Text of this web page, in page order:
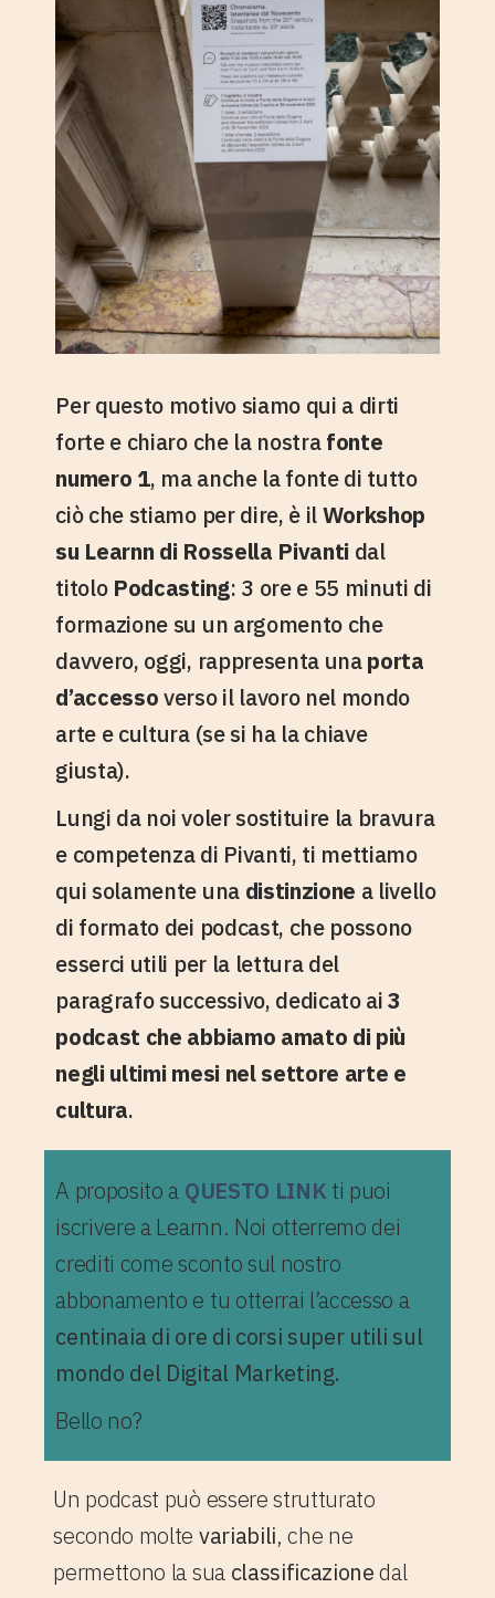
Per questo motivo siamo qui a dirti
forte e chiaro che la nostrafonte
numero 1, ma anche la fonte di tutto
ciò che stiamo per dire, è ilWorkshop
su Learnn di Rossella Pivanti dal
titolo Podcasting: 3 ore e 55 minuti di
formazione su un argomento che
davvero, oggi, rappresenta unaporta
d’accessoverso il lavoro nel mondo
arte e cultura (se si ha la chiave
giusta).
Lungi da noi voler sostituire la bravura
e competenza di Pivanti, ti mettiamo
qui solamente una distinzione a livello
di formato dei podcast, che possono
esserci utili per la lettura del
paragrafo successivo, dedicato ai3
podcast che abbiamo amato di più
negli ultimi mesi nel settore arte e
cultura.
A proposito a QUESTO LINKti puoi
iscrivere a Learnn. Noi otterremo dei
crediti come sconto sul nostro
abbonamento e tu otterrai l’accesso a
centinaia di ore di corsi super utili sul
mondo del Digital Marketing.
Bello no?
Un podcast può essere strutturato
secondo molte variabili, che ne
permettono la sua classificazionedal